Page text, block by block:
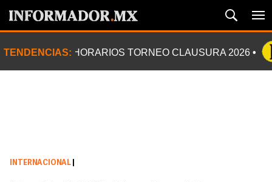
TENDENCIAS: HORARIOS TORNEO CLAUSURA 2026
INTERNACIONAL